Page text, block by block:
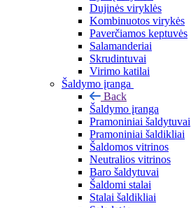
Dujinės viryklės
Kombinuotos virykės
Paverčiamos keptuvės
Salamanderiai
Skrudintuvai
Virimo katilai
Šaldymo įranga
Back
Šaldymo įranga
Pramoniniai šaldytuvai
Pramoniniai šaldikliai
Šaldomos vitrinos
Neutralios vitrinos
Baro šaldytuvai
Šaldomi stalai
Stalai šaldikliai